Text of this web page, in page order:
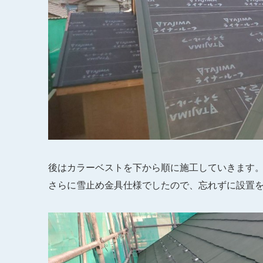
後はカラーベストを下から順に施工していきます
さらに雪止め金具仕様でしたので、忘れずに設置